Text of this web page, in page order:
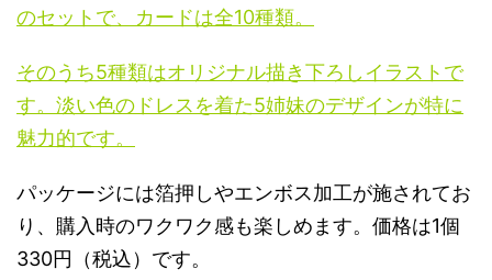
のセットで、カードは全10種類。
そのうち5種類はオリジナル描き下ろしイラストで
す。淡い色のドレスを着た5姉妹のデザインが特に
魅力的です。
パッケージには箔押しやエンボス加工が施されてお
り、購入時のワクワク感も楽しめます。価格は1個
330円（税込）です。